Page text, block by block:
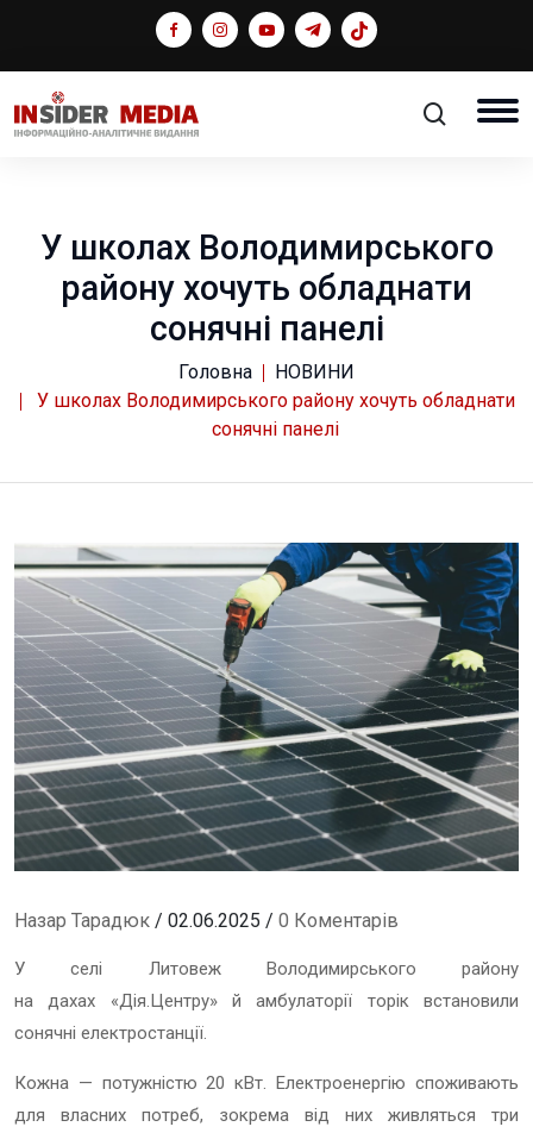
У школах Володимирського
району хочуть обладнати
сонячні панелі
Головна
НОВИНИ
У школах Володимирського району хочуть обладнати
сонячні панелі
Назар Тарадюк / 02.06.2025 / 0 Коментарів
У селі Литовеж Володимирського району
на дахах «Дія.Центру» й амбулаторії торік встановили
сонячні електростанції.
Кожна — потужністю 20 кВт. Електроенергію споживають
для власних потреб, зокрема від них живляться три